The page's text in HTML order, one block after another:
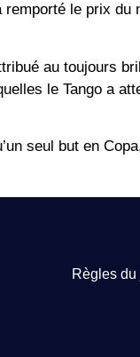
le prix
au toujours
le Tango a
seul but en
Règles du